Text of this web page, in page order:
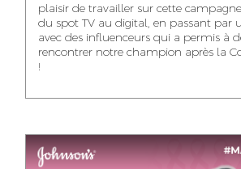
MERYEM OUALHAN
TRAFFIC MANAGER
JABRI AHMED
GRAPHIC
DESIGNER
ABDELHAQ
HOUMALY
ART DIRECTOR
ILYASS EL ADANI
ART DIRECTOR
KHADIJA RACHID
AYOUB HAMMOUDI
plaisir de travailler sur cette
du spot TV au digital, en passant par
avec des influenceurs qui a permis à
rencontrer notre champion après la
!